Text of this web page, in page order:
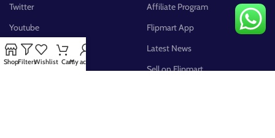
Twitter
Youtube
Pinterest
FB Group
Affiliate Program
Flipmart App
Latest News
Sell on Flipmart
ShopFiltersWishlist CartMy account